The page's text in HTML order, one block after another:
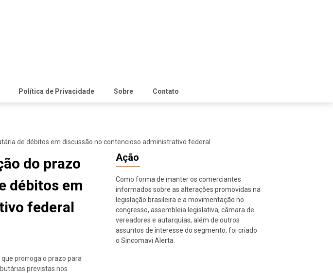
Política de Privacidade Sobre Contato
de débitos em discussão no contencioso administrativo federal
do prazo
débitos em
federal
prorroga o prazo para
previstas nos
Ação
Como forma de manter os comerciantes
informados sobre as alterações promovidas na
legislação brasileira e a movimentação no
congresso, assembleia legislativa, câmara de
vereadores e autarquias, além de outros
assuntos de interesse do segmento, foi criado
o Sincomavi Alerta.